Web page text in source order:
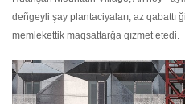
deñgeyli şay plantaciyaları, az qabattı
memlekettik maqsattarğa qızmet etedi.